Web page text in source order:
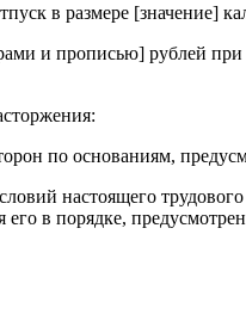
в размере [значение]
и прописью] рублей
по основаниям,
настоящего
в порядке,